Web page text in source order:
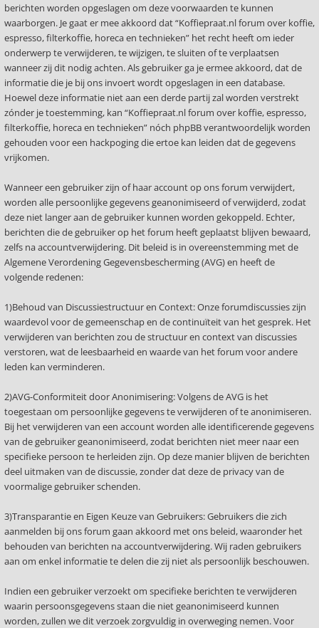
berichten worden opgeslagen om deze voorwaarden te kunnen
waarborgen. Je gaat er mee akkoord dat “Koffiepraat.nl forum over koffie,
espresso, filterkoffie, horeca en technieken” het recht heeft om ieder
onderwerp te verwijderen, te wijzigen, te sluiten of te verplaatsen
wanneer zij dit nodig achten. Als gebruiker ga je ermee akkoord, dat de
informatie die je bij ons invoert wordt opgeslagen in een database.
Hoewel deze informatie niet aan een derde partij zal worden verstrekt
zónder je toestemming, kan “Koffiepraat.nl forum over koffie, espresso,
filterkoffie, horeca en technieken” nóch phpBB verantwoordelijk worden
gehouden voor een hackpoging die ertoe kan leiden dat de gegevens
vrijkomen.
Wanneer een gebruiker zijn of haar account op ons forum verwijdert,
worden alle persoonlijke gegevens geanonimiseerd of verwijderd, zodat
deze niet langer aan de gebruiker kunnen worden gekoppeld. Echter,
berichten die de gebruiker op het forum heeft geplaatst blijven bewaard,
zelfs na accountverwijdering. Dit beleid is in overeenstemming met de
Algemene Verordening Gegevensbescherming (AVG) en heeft de
volgende redenen:
1)Behoud van Discussiestructuur en Context: Onze forumdiscussies zijn
waardevol voor de gemeenschap en de continuïteit van het gesprek. Het
verwijderen van berichten zou de structuur en context van discussies
verstoren, wat de leesbaarheid en waarde van het forum voor andere
leden kan verminderen.
2)AVG-Conformiteit door Anonimisering: Volgens de AVG is het
toegestaan om persoonlijke gegevens te verwijderen of te anonimiseren.
Bij het verwijderen van een account worden alle identificerende gegevens
van de gebruiker geanonimiseerd, zodat berichten niet meer naar een
specifieke persoon te herleiden zijn. Op deze manier blijven de berichten
deel uitmaken van de discussie, zonder dat deze de privacy van de
voormalige gebruiker schenden.
3)Transparantie en Eigen Keuze van Gebruikers: Gebruikers die zich
aanmelden bij ons forum gaan akkoord met ons beleid, waaronder het
behouden van berichten na accountverwijdering. Wij raden gebruikers
aan om enkel informatie te delen die zij niet als persoonlijk beschouwen.
Indien een gebruiker verzoekt om specifieke berichten te verwijderen
waarin persoonsgegevens staan die niet geanonimiseerd kunnen
worden, zullen we dit verzoek zorgvuldig in overweging nemen. Voor